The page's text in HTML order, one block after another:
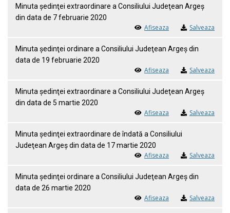
Minuta ședinţei extraordinare a Consiliului Judeţean Argeş
din data de 7 februarie 2020
Afiseaza Salveaza
Minuta ședinţei ordinare a Consiliului Judeţean Argeş din
data de 19 februarie 2020
Afiseaza Salveaza
Minuta ședinţei extraordinare a Consiliului Judeţean Argeş
din data de 5 martie 2020
Afiseaza Salveaza
Minuta ședinţei extraordinare de îndată a Consiliului
Judeţean Argeş din data de 17 martie 2020
Afiseaza Salveaza
Minuta ședinţei ordinare a Consiliului Judeţean Argeş din
data de 26 martie 2020
Afiseaza Salveaza